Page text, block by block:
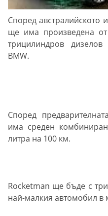
Според австралийското
ще има произведена
трицилиндров
BMW.
Според
има среден
литра на 100 км.
Rocketman ще бъде с
най-малкия автомобил в